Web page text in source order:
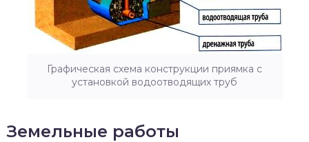
Графическая схема конструкции приямка с
установкой водоотводящих труб
Земельные работы